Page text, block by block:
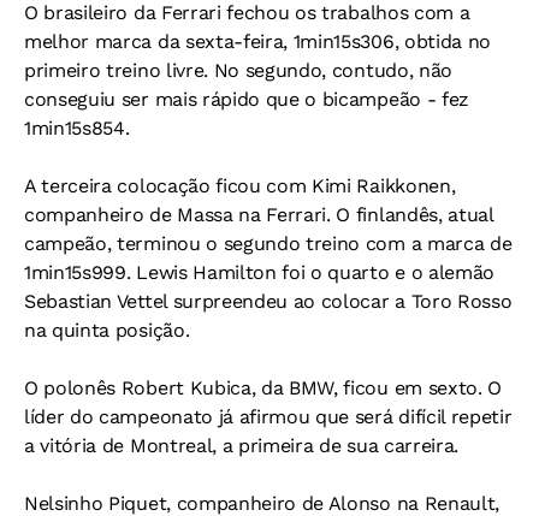
O brasileiro da Ferrari fechou os trabalhos com a
melhor marca da sexta-feira, 1min15s306, obtida no
primeiro treino livre. No segundo, contudo, não
conseguiu ser mais rápido que o bicampeão - fez
1min15s854.
A terceira colocação ficou com Kimi Raikkonen,
companheiro de Massa na Ferrari. O finlandês, atual
campeão, terminou o segundo treino com a marca de
1min15s999. Lewis Hamilton foi o quarto e o alemão
Sebastian Vettel surpreendeu ao colocar a Toro Rosso
na quinta posição.
O polonês Robert Kubica, da BMW, ficou em sexto. O
líder do campeonato já afirmou que será difícil repetir
a vitória de Montreal, a primeira de sua carreira.
Nelsinho Piquet, companheiro de Alonso na Renault,